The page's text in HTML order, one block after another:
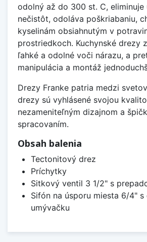
odolný až do 300 st. C, eliminuje
nečistôt, odoláva poškriabaniu,
kyselinám obsiahnutým v
prostriedkoch. Kuchynské drezy
ľahké a odolné voči nárazu, a
manipulácia a montáž
Drezy Franke patria medzi
drezy sú vyhlásené svojou
nezameniteľným dizajnom a
spracovaním.
Obsah balenia
Tectonitový drez
Príchytky
Sitkový ventil 3 1/2" s
Sifón na úsporu miesta 6/4"
umývačku